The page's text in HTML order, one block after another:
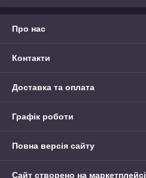
Про нас
Контакти
Доставка та оплата
Графік роботи
Повна версія сайту
Сайт створено на маркетплейсі